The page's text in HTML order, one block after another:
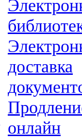
доставка
онлайн